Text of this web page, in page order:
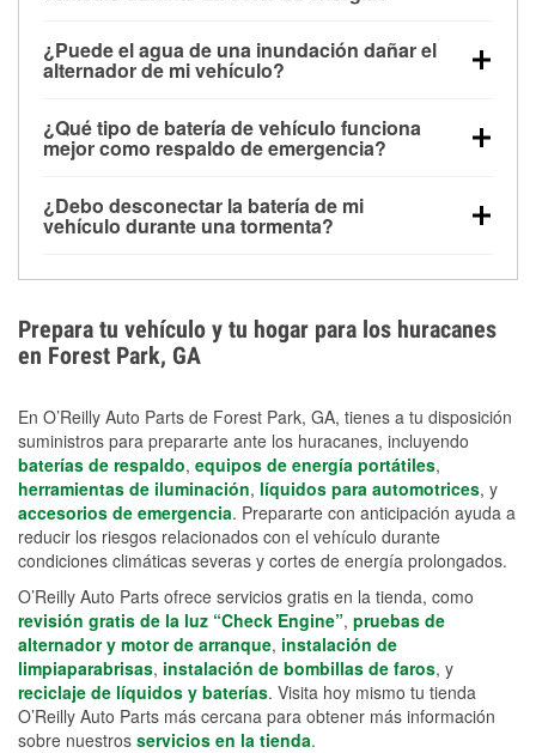
alimentar pequeños accesorios durante un tiempo
limitado, pero el uso repetido sin conducir el vehículo
contar con un equipo de carga de respaldo para
cortes prolongados.
¿Puede el agua de una inundación dañar el
alternador de mi vehículo?
parte baja del compartimento del motor y pueden
dañarse si se sumergen, lo que puede provocar una
días después de la exposición.
¿Qué tipo de batería de vehículo funciona
mejor como respaldo de emergencia?
para aplicaciones de ciclo profundo porque son
selladas, resistentes a las vibraciones y más
¿Debo desconectar la batería de mi
vehículo durante una tormenta?
los daños por inundación. Evitar el agua estancada y
preparar opciones de carga de respaldo son
medidas de protección más efectivas.
Prepara tu vehículo y tu hogar para los huracanes
en Forest Park, GA
En O’Reilly Auto Parts de Forest Park, GA, tienes a tu disposición
suministros para prepararte ante los huracanes, incluyendo
baterías de respaldo, equipos de energía portátiles,
herramientas de iluminación, líquidos para automotrices, y
accesorios de emergencia. Prepararte con anticipación ayuda a
reducir los riesgos relacionados con el vehículo durante
condiciones climáticas severas y cortes de energía prolongados.
O’Reilly Auto Parts ofrece servicios gratis en la tienda, como
revisión gratis de la luz “Check Engine”, pruebas de
alternador y motor de arranque, instalación de
limpiaparabrisas, instalación de bombillas de faros, y
reciclaje de líquidos y baterías. Visita hoy mismo tu tienda
O’Reilly Auto Parts más cercana para obtener más información
sobre nuestros servicios en la tienda.